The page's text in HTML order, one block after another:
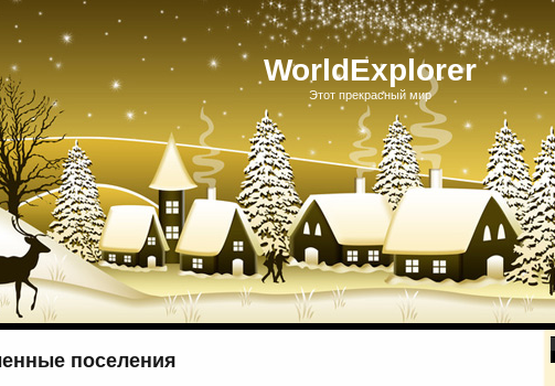
WorldExplorer
Этот прекрасный мир
поселения